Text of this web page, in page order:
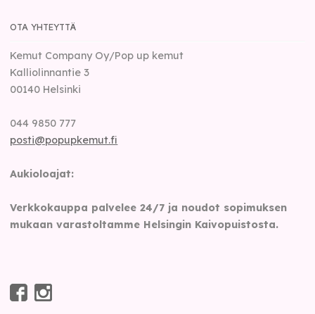
OTA YHTEYTTÄ
Kemut Company Oy/Pop up kemut
Kalliolinnantie 3
00140 Helsinki
044 9850 777
posti@popupkemut.fi
Aukioloajat:
Verkkokauppa palvelee 24/7 ja noudot sopimuksen
mukaan varastoltamme Helsingin Kaivopuistosta.